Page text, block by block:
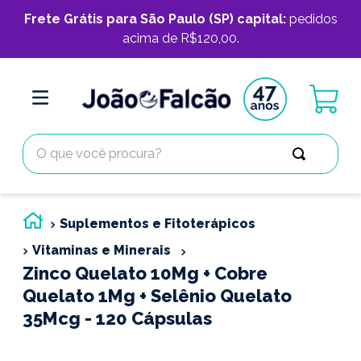
Frete Grátis para São Paulo (SP) capital:pedidos
acima de R$120,00.
O que você procura?
Suplementos e Fitoterápicos
Vitaminas e Minerais
Zinco Quelato 10Mg + Cobre
Quelato 1Mg + Selênio Quelato
35Mcg - 120 Cápsulas